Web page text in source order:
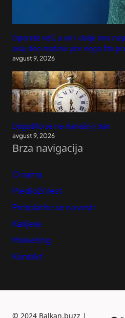
Operete veš, a on i dalje ima
ovaj deo mašine pre nego što
avgust 9, 2026
Dogodilo se na današnji dan
avgust 9, 2026
Brza navigacija
O nama
Predloži Vest
Pretplatite se na vesti
Karijera
Marketing
Kontakt
© 2024 Balkan.buzz |